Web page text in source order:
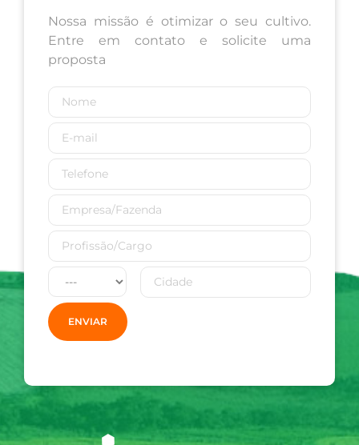
Nossa missão é otimizar o seu cultivo.
Entre em contato e solicite uma
proposta